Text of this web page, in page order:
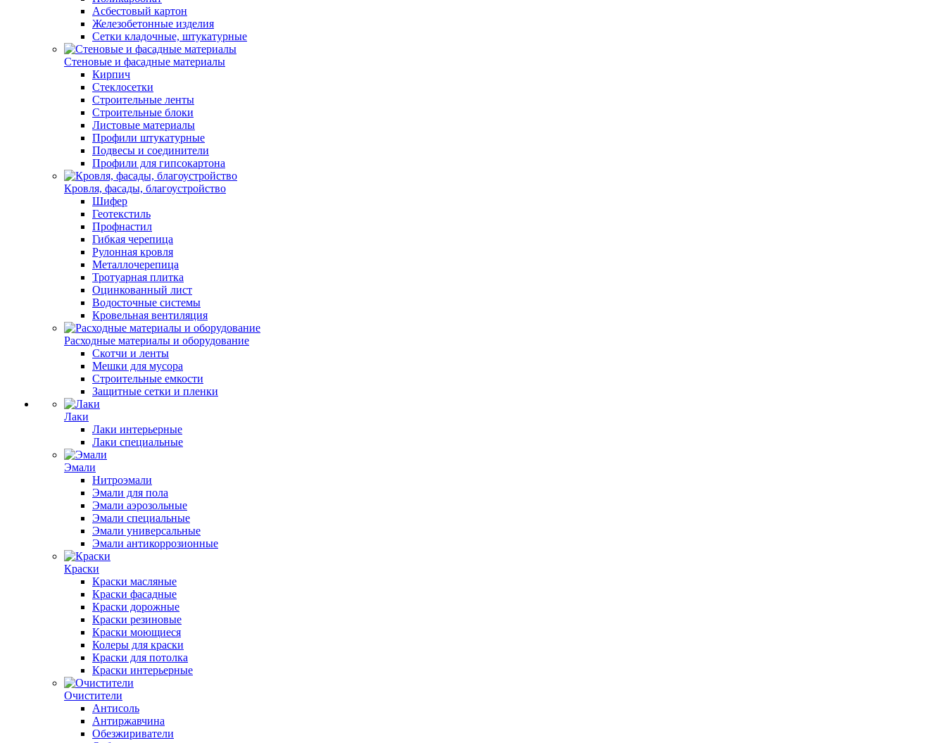
Асбестовый картон
Железобетонные изделия
Сетки кладочные, штукатурные
Стеновые и фасадные материалы
Кирпич
Стеклосетки
Строительные ленты
Строительные блоки
Листовые материалы
Профили штукатурные
Подвесы и соединители
Профили для гипсокартона
Кровля, фасады, благоустройство
Шифер
Геотекстиль
Профнастил
Гибкая черепица
Рулонная кровля
Металлочерепица
Тротуарная плитка
Оцинкованный лист
Водосточные системы
Кровельная вентиляция
Расходные материалы и оборудование
Скотчи и ленты
Мешки для мусора
Строительные емкости
Защитные сетки и пленки
Лаки
Лаки интерьерные
Лаки специальные
Эмали
Нитроэмали
Эмали для пола
Эмали аэрозольные
Эмали специальные
Эмали универсальные
Эмали антикоррозионные
Краски
Краски масляные
Краски фасадные
Краски дорожные
Краски резиновые
Краски моющиеся
Колеры для краски
Краски для потолка
Краски интерьерные
Очистители
Антисоль
Антиржавчина
Обезжириватели